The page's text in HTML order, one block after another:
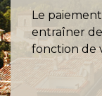
Le
entraîner
fonction de